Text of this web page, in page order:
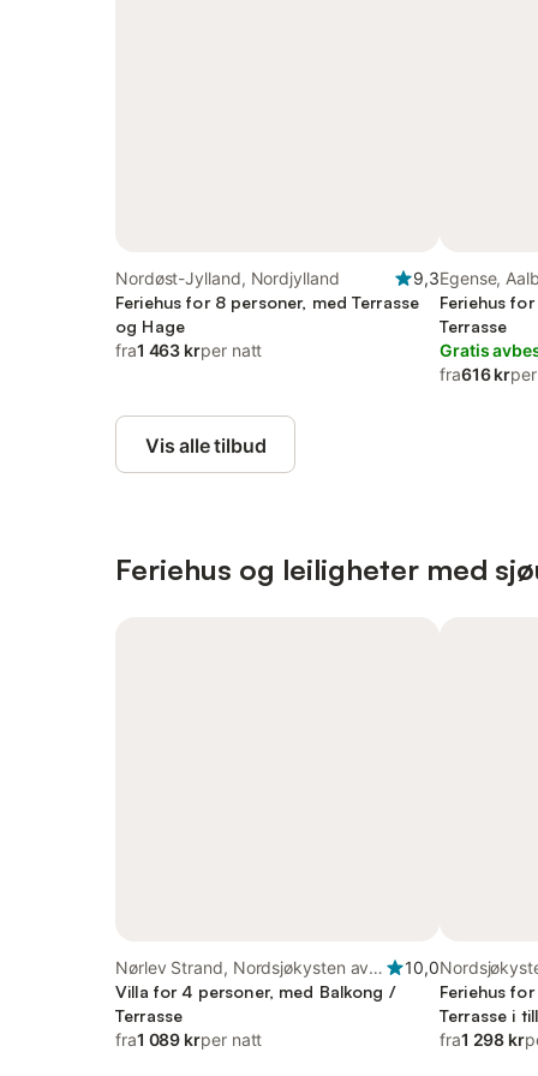
Nordøst-Jylland, Nordjylland
9,3
Feriehus for 8 personer, med Terrasse
og Hage
fra1 463 krper natt
Egense,
Feriehus
Terrasse
Gratis
fra616 kr
Vis alle tilbud
Feriehus og leiligheter med
Nørlev Strand, Nordsjøkysten av
Danmark
10,0
Villa for 4 personer, med Balkong /
Terrasse
fra1 089 krper natt
Nordjylland
Feriehus
Terrasse i
Sauna
fra1 298 kr